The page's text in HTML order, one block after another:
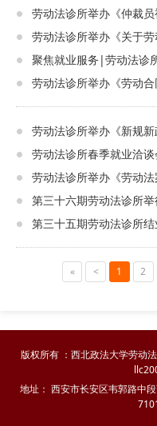
劳动法诊所春季就业洽
第三十五期劳动法诊所
« < 1 2
版权所有 ：西北政法大学劳动
地址： 西安市长安区韦郭路中